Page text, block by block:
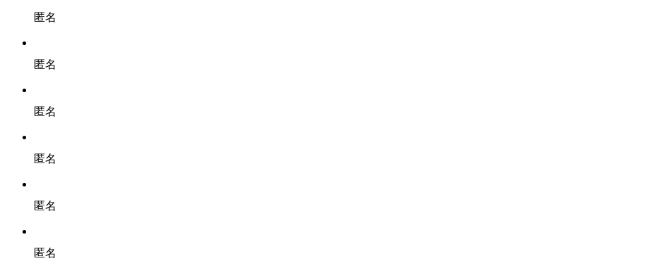
匿名
匿名
匿名
匿名
匿名
匿名